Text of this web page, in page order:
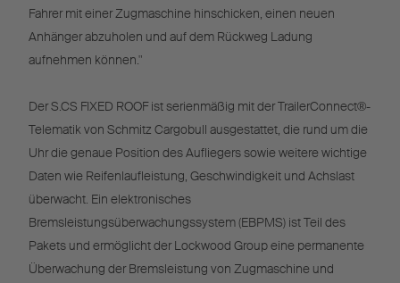
Fahrer mit einer Zugmaschine hinschicken, einen neuen
Anhänger abzuholen und auf dem Rückweg Ladung
aufnehmen können."
Der S.CS FIXED ROOF ist serienmäßig mit der TrailerConnect®-
Telematik von Schmitz Cargobull ausgestattet, die rund um die
Uhr die genaue Position des Aufliegers sowie weitere wichtige
Daten wie Reifenlaufleistung, Geschwindigkeit und Achslast
überwacht. Ein elektronisches
Bremsleistungsüberwachungssystem (EBPMS) ist Teil des
Pakets und ermöglicht der Lockwood Group eine permanente
Überwachung der Bremsleistung von Zugmaschine und